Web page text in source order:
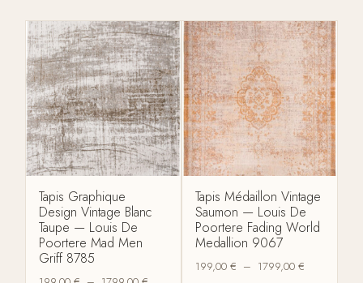
Tapis Graphique
Design Vintage Blanc
Taupe — Louis De
Poortere Mad Men
Griff 8785
Tapis Médaillon Vintage
Saumon — Louis De
Poortere Fading World
Medallion 9067
199,00 € – 1799,00 €